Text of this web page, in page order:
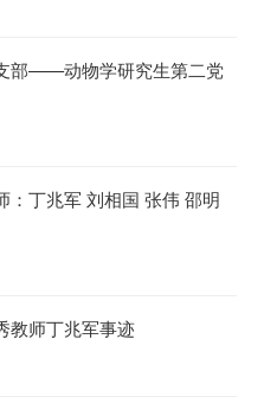
部——动物学研究生第二党
：丁兆军 刘相国 张伟 邵明
师丁兆军事迹